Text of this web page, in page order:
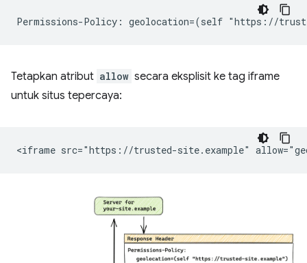
Tetapkan atribut allow secara eksplisit ke tag iframe
untuk situs tepercaya: